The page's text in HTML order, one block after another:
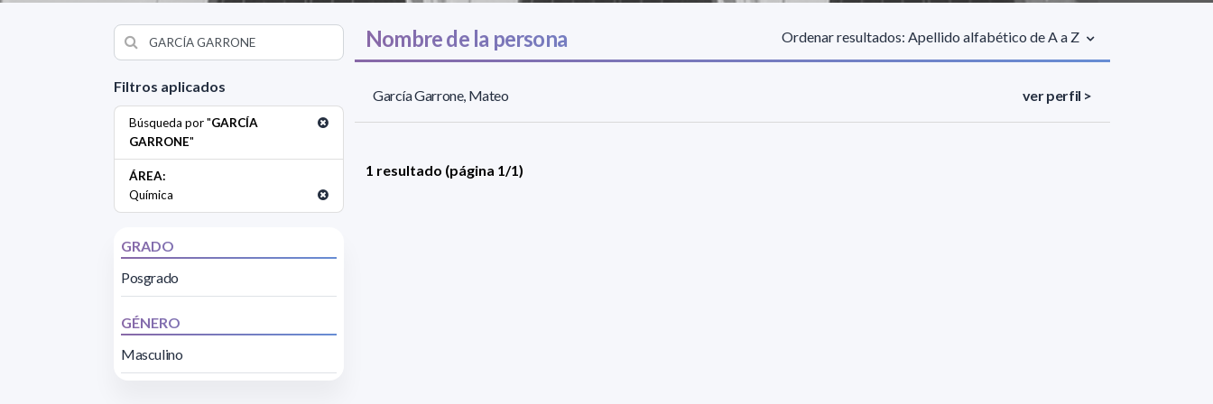
Filtros aplicados
Búsqueda por "GARCÍA
GARRONE"
ÁREA:
Química
GRADO
Posgrado
GÉNERO
Masculino
Nombre de la persona Ordenar resultados: Apellido alfabético de A a Z
García Garrone, Mateo ver perfil >
1 resultado (página 1/1)